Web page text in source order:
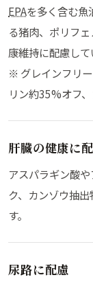
EPAを多く含む魚
る猪肉、ポリフ
康維持に配慮して
※ グレインフリ
リン約35%オフ
肝臓の健康に
アスパラギン酸
ク、カンゾウ抽
す。
尿路に配慮